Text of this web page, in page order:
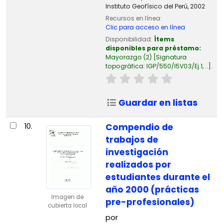
Instituto Geofísico del Perú,2002
Recursos en línea:
Clic para acceso en línea
Disponibilidad: Ítems
disponibles para préstamo:
Mayorazgo (2) Signatura
topográfica: IGP/550/I5V03/Ej.1, .. .
Guardar en listas
10.
Imagen de
cubierta local
Compendio de
trabajos de
investigación
realizados por
estudiantes durante el
año 2000 (prácticas
pre-profesionales)
por